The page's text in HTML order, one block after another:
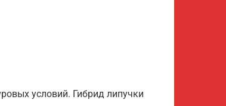
условий. Гибрид липучки